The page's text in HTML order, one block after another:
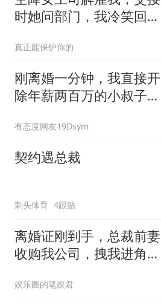
时她问部门，我冷笑回
真正能保护你的
刚离婚一分钟，我直接开
除年薪两百万的小叔子，
有态度网友19Dsym
契约遇总裁
刺头体育 4跟贴
离婚证刚到手，总裁前妻
收购我公司，拽我进角
娱乐圈的笔娱君